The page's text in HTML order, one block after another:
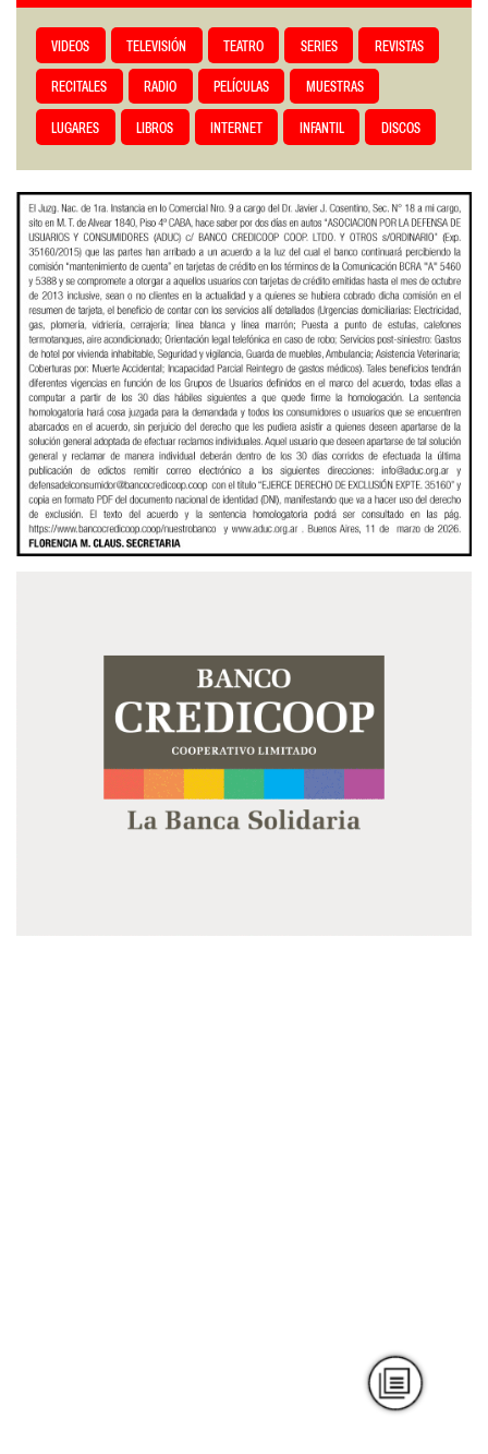
VIDEOS TELEVISIÓN TEATRO SERIES REVISTAS
RECITALES RADIO PELÍCULAS MUESTRAS
LUGARES LIBROS INTERNET INFANTIL DISCOS